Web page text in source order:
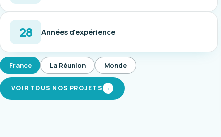
28 Années d'expérience
France La Réunion Monde
VOIR TOUS NOS PROJETS →